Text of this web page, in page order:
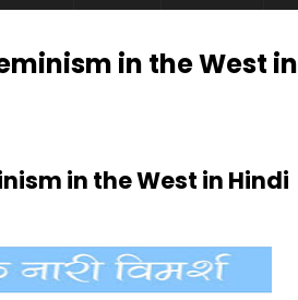
in the West in
in the West in Hindi